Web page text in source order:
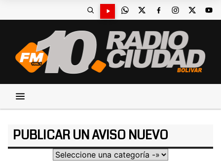
PUBLICAR UN AVISO NUEVO